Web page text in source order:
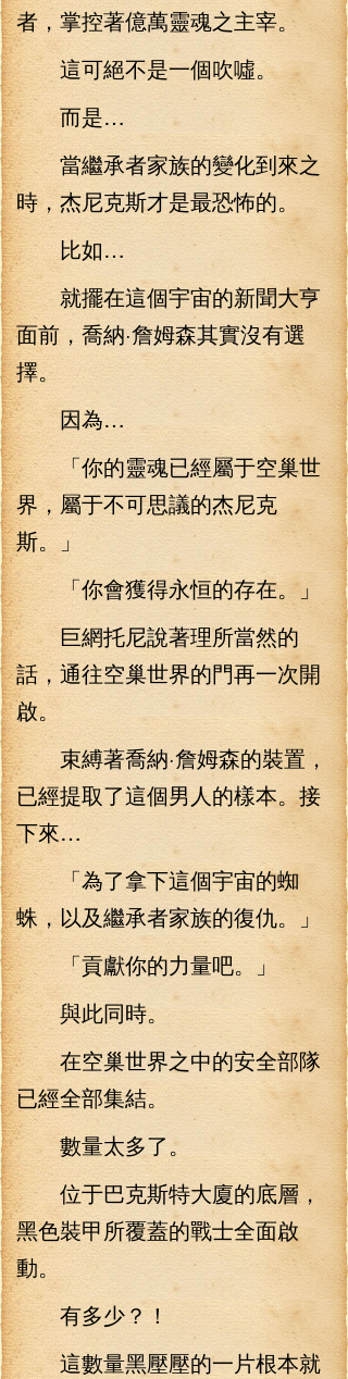
者，掌控著億萬靈魂之主宰。
這可絕不是一個吹噓。
而是…
當繼承者家族的變化到來之
時，杰尼克斯才是最恐怖的。
比如…
就擺在這個宇宙的新聞大亨
面前，喬納·詹姆森其實沒有選
擇。
因為…
「你的靈魂已經屬于空巢世
界，屬于不可思議的杰尼克
斯。」
「你會獲得永恒的存在。」
巨網托尼說著理所當然的
話，通往空巢世界的門再一次開
啟。
束縛著喬納·詹姆森的裝置，
已經提取了這個男人的樣本。接
下來…
「為了拿下這個宇宙的蜘
蛛，以及繼承者家族的復仇。」
「貢獻你的力量吧。」
與此同時。
在空巢世界之中的安全部隊
已經全部集結。
數量太多了。
位于巴克斯特大廈的底層，
黑色裝甲所覆蓋的戰士全面啟
動。
有多少？！
這數量黑壓壓的一片根本就